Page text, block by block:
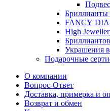
Бриллианты
FANCY
High
Украшения
Подарочные
О компании
Вопрос-Ответ
Доставка, примерка и
Возврат и обмен